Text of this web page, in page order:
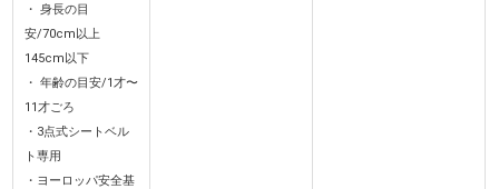
・ 身長の目
安/70cm以上
145cm以下
・ 年齢の目安/1才〜
11才ごろ
・3点式シートベル
ト専用
・ヨーロッパ安全基